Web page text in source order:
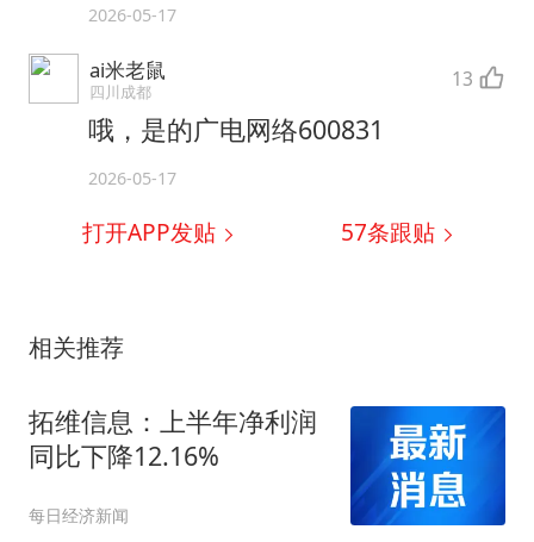
2026-05-17
ai米老鼠
四川成都 13
哦，是的广电网络600831
2026-05-17
打开APP发贴 57条跟贴
相关推荐
拓维信息：上半年净利润
同比下降12.16%
每日经济新闻